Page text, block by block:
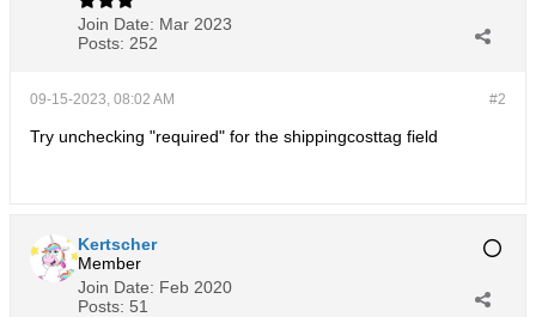
Join Date: Mar 2023
Posts: 252
#2
09-15-2023, 08:02 AM
Try unchecking "required" for the shippingcosttag field
Kertscher
Member
Join Date: Feb 2020
Posts: 51